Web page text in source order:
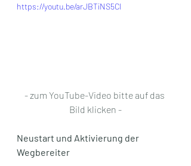
https://youtu.be/arJBTiNS5CI
- zum YouTube-Video bitte auf das
Bild klicken -
Neustart und Aktivierung der
Wegbereiter